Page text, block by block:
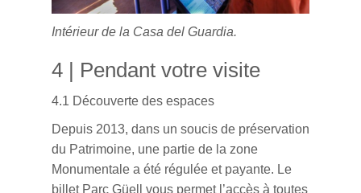
Intérieur de la Casa del Guardia.
4 | Pendant votre visite
4.1 Découverte des espaces
Depuis 2013, dans un soucis de préservation
du Patrimoine, une partie de la zone
Monumentale a été régulée et payante. Le
billet Parc Güell vous permet l’accès à toutes